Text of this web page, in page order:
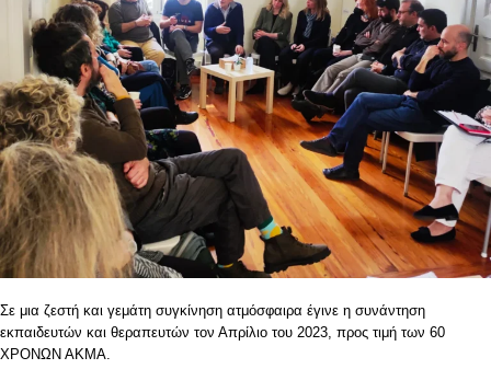
Σε μια ζεστή και γεμάτη συγκίνηση ατμόσφαιρα έγινε η συνάντηση
εκπαιδευτών και θεραπευτών τον Απρίλιο του 2023, προς τιμή των 60
ΧΡΟΝΩΝ ΑΚΜΑ.